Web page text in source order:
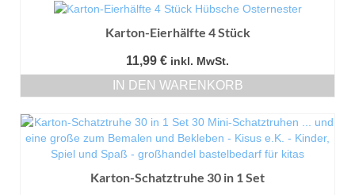
Karton-Eierhälfte 4 Stück
11,99 € inkl. MwSt.
IN DEN WARENKORB
Karton-Schatztruhe 30 in 1 Set